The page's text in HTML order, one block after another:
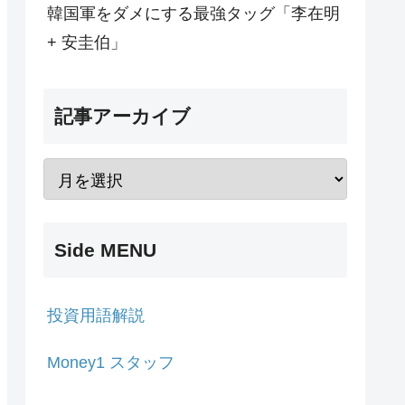
韓国軍をダメにする最強タッグ「李在明
+ 安圭伯」
記事アーカイブ
Side MENU
投資用語解説
Money1 スタッフ